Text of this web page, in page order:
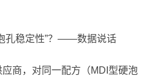
孔稳定性”？——数据说话
商，对同一配方（MDI型硬泡